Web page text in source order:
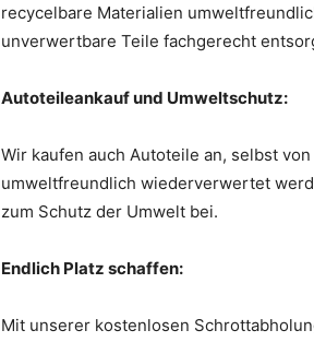
recycelbare Materialien
unverwertbare Teile fachgerecht
Autoteileankauf und Umweltschutz:
Wir kaufen auch Autoteile an, selbst
umweltfreundlich wiederverwertet
zum Schutz der Umwelt bei.
Endlich Platz schaffen:
Mit unserer kostenlosen